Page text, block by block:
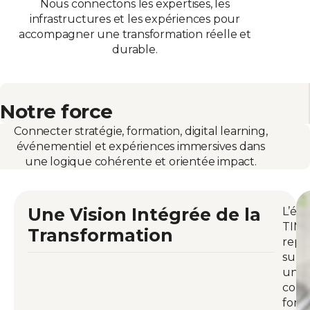
Nous connectons les expertises, les
infrastructures et les expériences pour
accompagner une transformation réelle et
durable.
Notre force
Connecter stratégie, formation, digital learning,
événementiel et expériences immersives dans
une logique cohérente et orientée impact.
Une Vision Intégrée de la
Transformation
sur
une
forte